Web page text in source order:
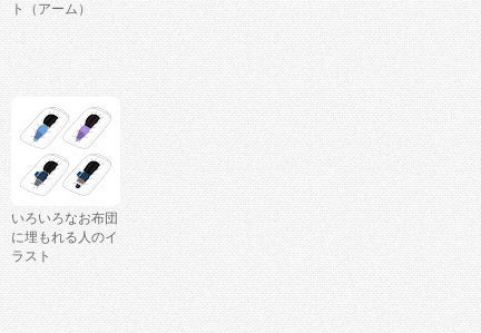
ト（アーム）
いろいろなお布団
に埋もれる人のイ
ラスト